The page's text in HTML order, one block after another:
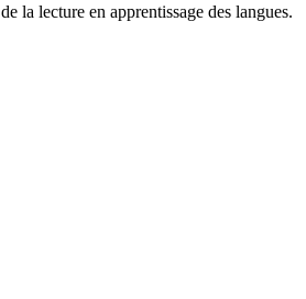
la lecture en apprentissage des langues.